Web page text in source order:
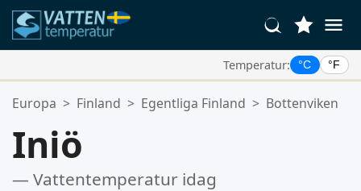
Temperatur: °C °F
Dina Favoritplatser:
Europa > Finland > Egentliga Finland > Bottenviken
Iniö
— Vattentemperatur idag